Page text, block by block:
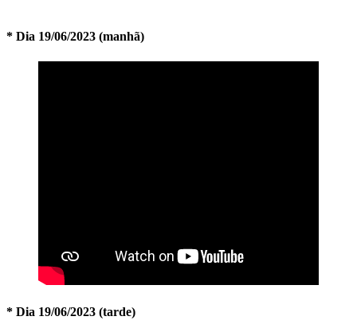
* Dia 19/06/2023 (manhã)
* Dia 19/06/2023 (tarde)